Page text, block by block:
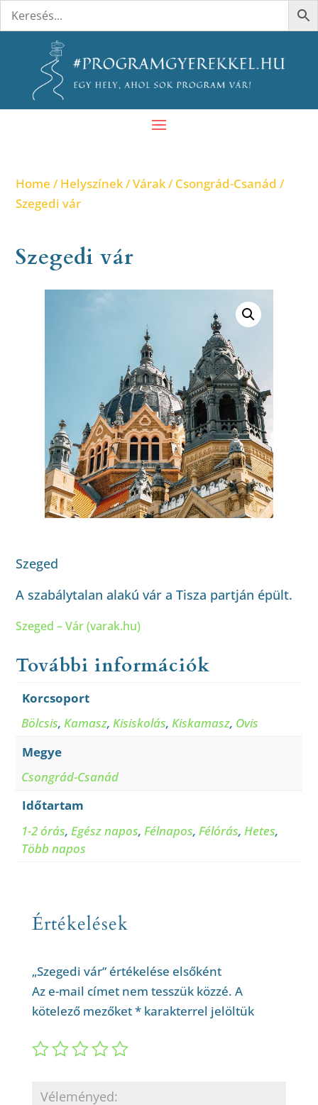
Home /Helyszínek/Várak/Csongrád-Csanád /
Szegedi vár
Szegedi vár
Szeged
A szabálytalan alakú vár a Tisza partján épült.
Szeged – Vár (varak.hu)
További információk
Korcsoport
Bölcsis,Kamasz,Kisiskolás,Kiskamasz, Ovis
Megye
Csongrád-Csanád
Időtartam
1-2 órás,Egész napos,Félnapos,Félórás,Hetes,
Több napos
Értékelések
„Szegedi vár” értékelése elsőként
Az e-mail címet nem tesszük közzé. A
kötelező mezőket*karakterrel jelöltük